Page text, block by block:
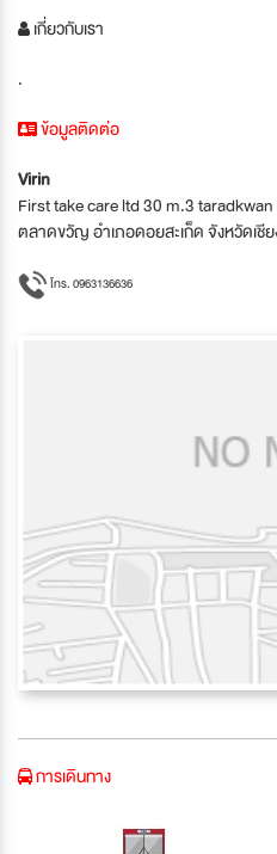
เกี่ยวกับเรา
.
ข้อมูลติดต่อ
Virin
First take care ltd 30 m.3
ตลาดขวัญ อำเภอดอยสะเก็ด จังหวัดเชีย
โทร. 0963136636
การเดินทาง